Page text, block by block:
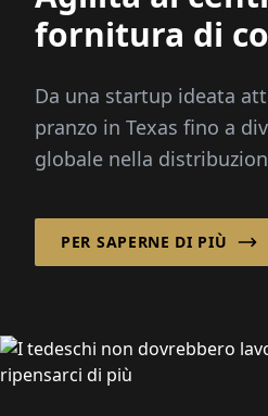
fornitura di
Da una startup ideata
pranzo in Texas fino a
globale nella
PER SAPERNE DI PIÙ